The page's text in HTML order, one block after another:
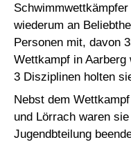
wiederum an
Personen mit, davon
Wettkampf in Aarberg
3 Disziplinen holten
Nebst dem
und Lörrach waren
Jugendbteilung